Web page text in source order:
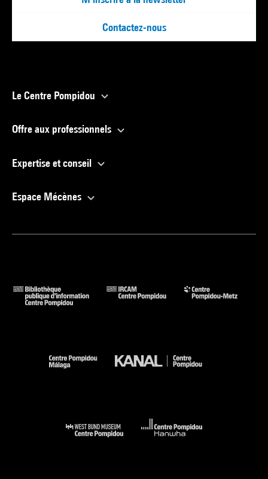
Contactez-nous
Le Centre Pompidou
Offre aux professionnels
Expertise et conseil
Espace Mécènes